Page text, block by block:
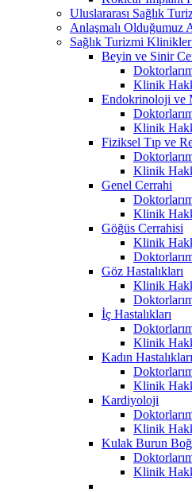
Uluslararası Sağlık
Anlaşmalı Olduğumuz
Sağlık Turizmi
Beyin ve Sinir
Klinik
Endokrinoloji ve
Klinik
Fiziksel Tıp ve
Klinik
Genel Cerrahi
Klinik
Göğüs Cerrahisi
Klinik
Göz Hastalıkları
Klinik
İç Hastalıkları
Klinik
Kadın
Klinik
Kardiyoloji
Klinik
Kulak Burun
Klinik